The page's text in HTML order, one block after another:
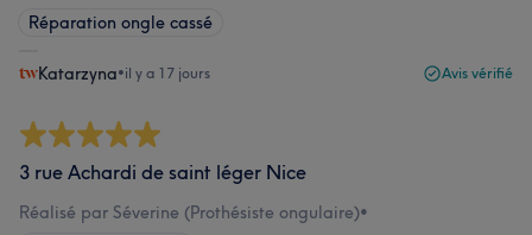
Réparation ongle cassé
Katarzyna•il y a 17 jours Avis vérifié
3 rue Achardi de saint léger Nice
Réalisé par Séverine (Prothésiste ongulaire)•